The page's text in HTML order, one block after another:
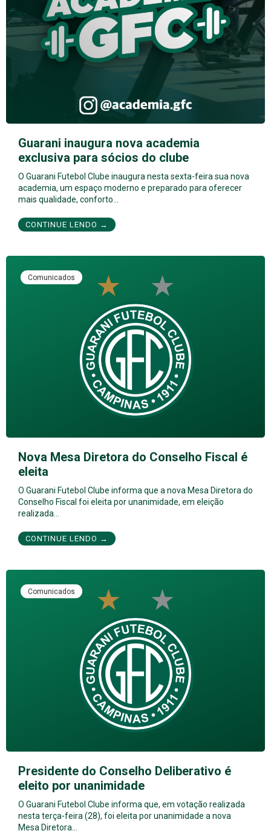
Guarani inaugura nova academia
exclusiva para sócios do clube
O Guarani Futebol Clube inaugura nesta sexta-feira sua nova
academia, um espaço moderno e preparado para oferecer
mais qualidade, conforto…
CONTINUE LENDO →
Comunicados
Nova Mesa Diretora do Conselho Fiscal é
eleita
O Guarani Futebol Clube informa que a nova Mesa Diretora do
Conselho Fiscal foi eleita por unanimidade, em eleição
realizada…
CONTINUE LENDO →
Comunicados
Presidente do Conselho Deliberativo é
eleito por unanimidade
O Guarani Futebol Clube informa que, em votação realizada
nesta terça-feira (28), foi eleita por unanimidade a nova
Mesa Diretora…